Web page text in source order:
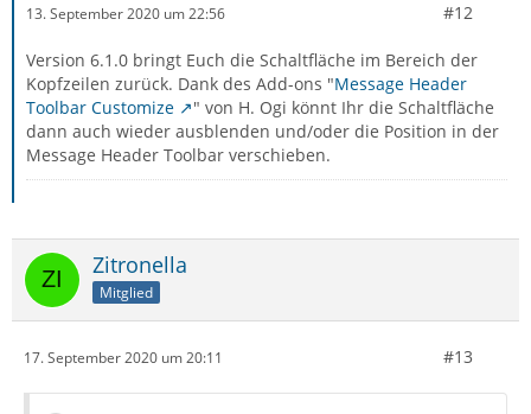
13. September 2020 um 22:56 #12
Version 6.1.0 bringt Euch die Schaltfläche im Bereich der
Kopfzeilen zurück. Dank des Add-ons "Message Header
Toolbar Customize
" von H. Ogi könnt Ihr die Schaltfläche
dann auch wieder ausblenden und/oder die Position in der
Message Header Toolbar verschieben.
Zitronella
Mitglied
17. September 2020 um 20:11 #13